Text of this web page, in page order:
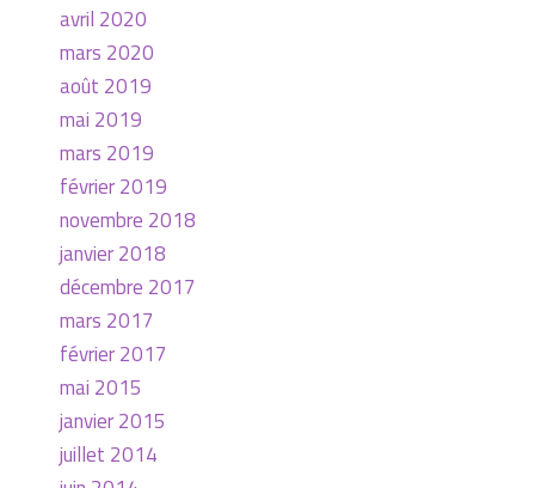
avril 2020
mars 2020
août 2019
mai 2019
mars 2019
février 2019
novembre 2018
janvier 2018
décembre 2017
mars 2017
février 2017
mai 2015
janvier 2015
juillet 2014